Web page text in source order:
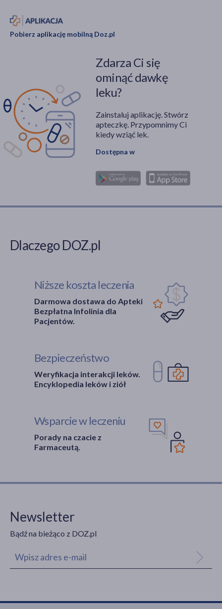
Pobierz aplikację mobilną Doz.pl
Zdarza Ci się
ominąć dawkę
leku?
Zainstaluj aplikację. Stwórz
apteczkę. Przypomnimy Ci
kiedy wziąć lek.
Dostępna w
Dlaczego DOZ.pl
Niższe koszta leczenia
Darmowa dostawa do Apteki
Bezpłatna Infolinia dla
Pacjentów.
Bezpieczeństwo
Weryfikacja interakcji leków.
Encyklopedia leków i ziół
Wsparcie w leczeniu
Porady na czacie z
Farmaceutą.
Newsletter
Bądź na bieżąco z DOZ.pl